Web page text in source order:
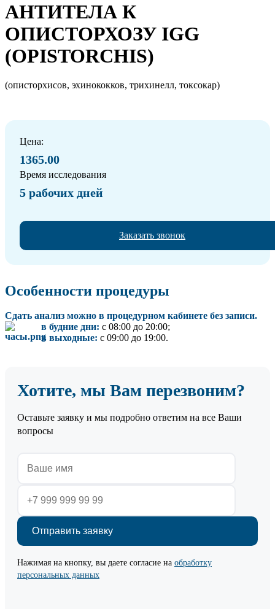
АНТИТЕЛА К
ОПИСТОРХОЗУ IGG
(OPISTORCHIS)
(описторхисов, эхинококков, трихинелл, токсокар)
Цена:
1365.00
Время исследования
5 рабочих дней
Заказать звонок
Особенности процедуры
Сдать анализ можно в процедурном кабинете без записи.
в будние дни: с 08:00 до 20:00;
в выходные: с 09:00 до 19:00.
Хотите, мы Вам перезвоним?
Оставьте заявку и мы подробно ответим на все Ваши
вопросы
Нажимая на кнопку, вы даете согласие на обработку
персональных данных